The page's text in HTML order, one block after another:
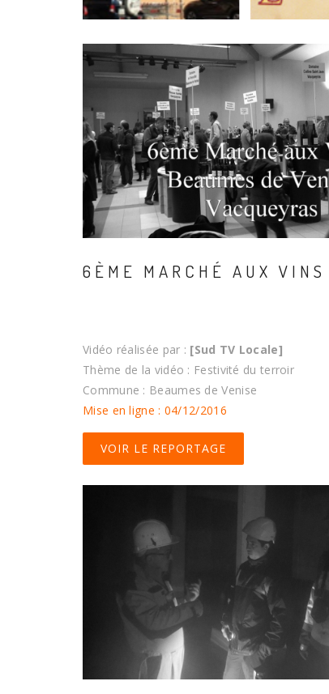
6ÈME MARCHÉ AUX VINS
Vidéo réalisée par : [Sud TV Locale]
Thème de la vidéo : Festivité du terroir
Commune : Beaumes de Venise
Mise en ligne : 04/12/2016
VOIR LE REPORTAGE